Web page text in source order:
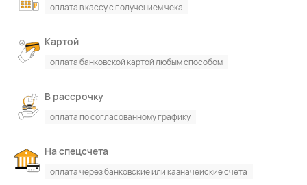
оплата в кассу с получением чека
Картой
оплата банковской картой любым способом
В рассрочку
оплата по согласованному графику
На спецсчета
оплата через банковские или казначейские счета